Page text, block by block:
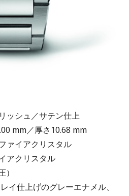
ッシュ／サテン仕上
mm／厚さ10.68 mm
ァイアクリスタル
アクリスタル
イ仕上げのグレーエナメル、